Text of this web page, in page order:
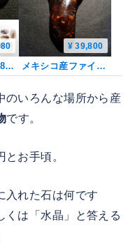
《限定12石》25,800円相当のカンナカットや大粒な猫カットも含むデンドリティックアゲートガチャ💎1石ルース（平均7ct）《複数購入割引有》
¥ 39,800
メキシコ産ファイアーアゲート 33.195ctルース
のいろんな場所から産
です。
お手頃。
入れた石は何です
くは「水晶」と答える